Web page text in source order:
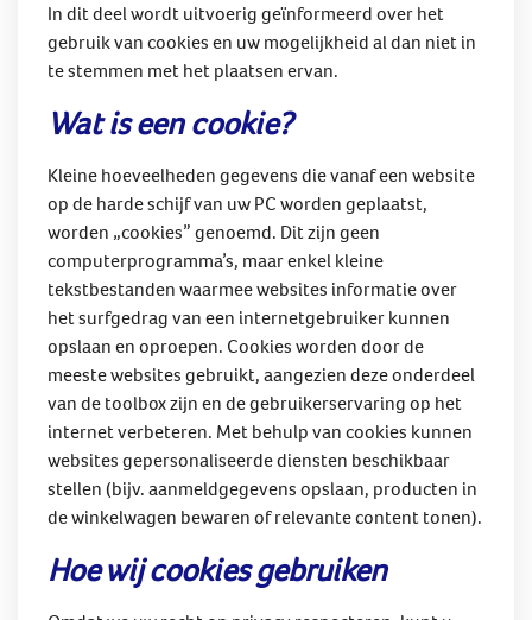
In dit deel wordt uitvoerig geïnformeerd over het
gebruik van cookies en uw mogelijkheid al dan niet in
te stemmen met het plaatsen ervan.
Wat is een cookie?
Kleine hoeveelheden gegevens die vanaf een website
op de harde schijf van uw PC worden geplaatst,
worden „cookies” genoemd. Dit zijn geen
computerprogramma’s, maar enkel kleine
tekstbestanden waarmee websites informatie over
het surfgedrag van een internetgebruiker kunnen
opslaan en oproepen. Cookies worden door de
meeste websites gebruikt, aangezien deze onderdeel
van de toolbox zijn en de gebruikerservaring op het
internet verbeteren. Met behulp van cookies kunnen
websites gepersonaliseerde diensten beschikbaar
stellen (bijv. aanmeldgegevens opslaan, producten in
de winkelwagen bewaren of relevante content tonen).
Hoe wij cookies gebruiken